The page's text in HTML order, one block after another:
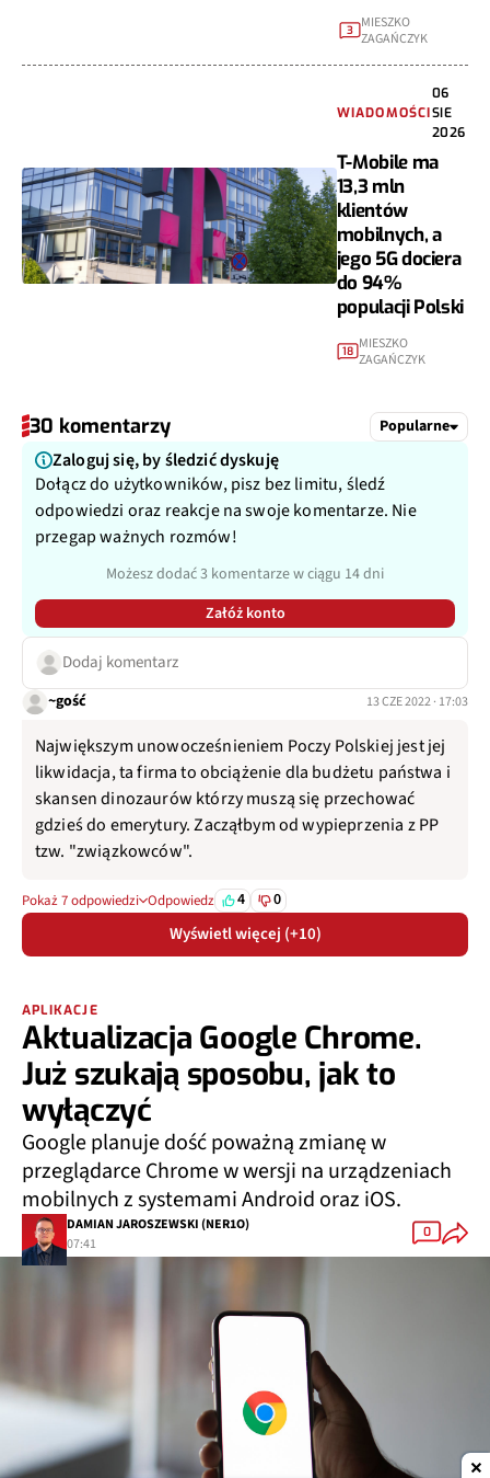
3 MIESZKO
ZAGAŃCZYK
WIADOMOŚCI
06
SIE
2026
T-Mobile ma
13,3 mln
klientów
mobilnych, a
jego 5G dociera
do 94%
populacji Polski
18 MIESZKO
ZAGAŃCZYK
30 komentarzy Popularne
Zaloguj się, by śledzić dyskuję
Dołącz do użytkowników, pisz bez limitu, śledź
odpowiedzi oraz reakcje na swoje komentarze. Nie
przegap ważnych rozmów!
Możesz dodać 3 komentarze w ciągu 14 dni
Załóż konto
Dodaj komentarz
~gość 13 CZE 2022 · 17:03
Największym unowocześnieniem Poczy Polskiej jest jej
likwidacja, ta firma to obciążenie dla budżetu państwa i
skansen dinozaurów którzy muszą się przechować
gdzieś do emerytury. Zacząłbym od wypieprzenia z PP
tzw. "związkowców".
Pokaż 7 odpowiedzi Odpowiedz 4 0
Wyświetl więcej (+10)
APLIKACJE
Aktualizacja Google Chrome.
Już szukają sposobu, jak to
wyłączyć
Google planuje dość poważną zmianę w
przeglądarce Chrome w wersji na urządzeniach
mobilnych z systemami Android oraz iOS.
DAMIAN JAROSZEWSKI (NER1O)
07:41
0